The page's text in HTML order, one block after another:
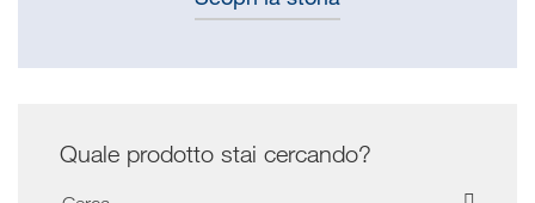
Quale prodotto stai cercando?